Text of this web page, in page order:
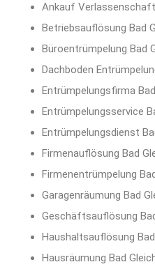
Ankauf
Betriebsauflösung Bad
Büroentrümpelung Bad
Dachboden
Entrümpelungsfirma
Entrümpelungsservice
Entrümpelungsdienst
Firmenauflösung Bad
Firmenentrümpelung
Garagenräumung Bad
Geschäftsauflösung
Haushaltsauflösung
Hausräumung Bad